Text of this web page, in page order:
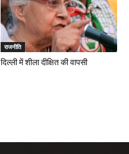
राजनीति
दिल्ली में शीला दीक्षित की वापसी